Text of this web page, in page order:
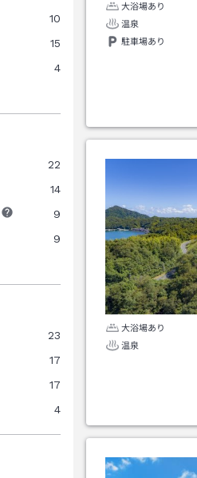
10
15
4
22
14
9
9
23
17
17
4
大浴場あり
温泉
駐車場あり
大浴場あり
温泉